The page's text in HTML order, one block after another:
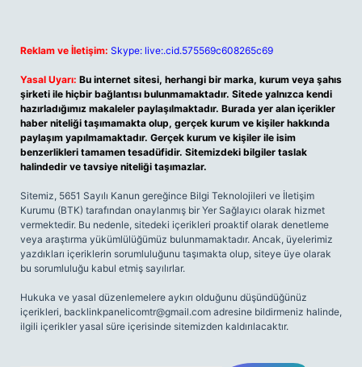
Reklam ve İletişim: Skype: live:.cid.575569c608265c69
Yasal Uyarı: Bu internet sitesi, herhangi bir marka, kurum veya şahıs
şirketi ile hiçbir bağlantısı bulunmamaktadır. Sitede yalnızca kendi
hazırladığımız makaleler paylaşılmaktadır. Burada yer alan içerikler
haber niteliği taşımamakta olup, gerçek kurum ve kişiler hakkında
paylaşım yapılmamaktadır. Gerçek kurum ve kişiler ile isim
benzerlikleri tamamen tesadüfidir. Sitemizdeki bilgiler taslak
halindedir ve tavsiye niteliği taşımazlar.
Sitemiz, 5651 Sayılı Kanun gereğince Bilgi Teknolojileri ve İletişim
Kurumu (BTK) tarafından onaylanmış bir Yer Sağlayıcı olarak hizmet
vermektedir. Bu nedenle, sitedeki içerikleri proaktif olarak denetleme
veya araştırma yükümlülüğümüz bulunmamaktadır. Ancak, üyelerimiz
yazdıkları içeriklerin sorumluluğunu taşımakta olup, siteye üye olarak
bu sorumluluğu kabul etmiş sayılırlar.
Hukuka ve yasal düzenlemelere aykırı olduğunu düşündüğünüz
içerikleri, backlinkpanelicomtr@gmail.com adresine bildirmeniz halinde,
ilgili içerikler yasal süre içerisinde sitemizden kaldırılacaktır.